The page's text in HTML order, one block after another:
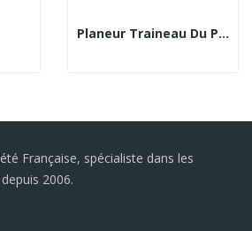
Planeur Traineau Du Pere Noël
Française, spécialiste dans les
2006.